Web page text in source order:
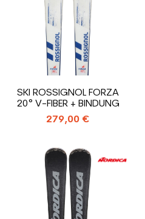
SKI ROSSIGNOL FORZA
20° V-FIBER + BINDUNG
279,00 €